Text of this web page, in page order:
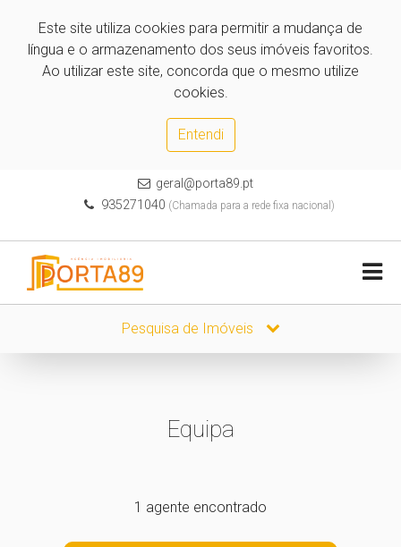
Este site utiliza cookies para permitir a mudança de
língua e o armazenamento dos seus imóveis favoritos.
Ao utilizar este site, concorda que o mesmo utilize
cookies.
Entendi
geral@porta89.pt
935271040 (Chamada para a rede fixa nacional)
Pesquisa de Imóveis
Equipa
1 agente encontrado